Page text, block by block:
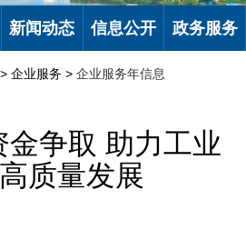
新闻动态 信息公开 政务服务
> 企业服务 > 企业服务年信息
金争取 助力工业
质量发展